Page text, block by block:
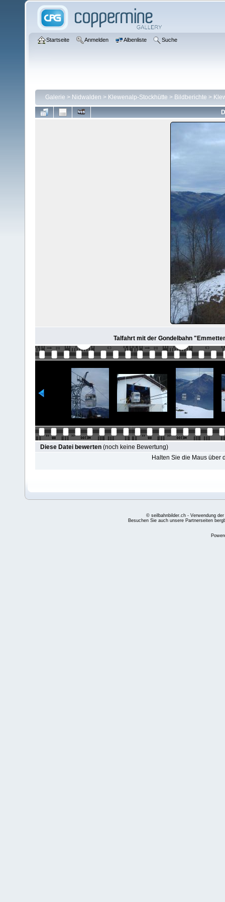
Startseite Anmelden Albenliste Suche
Galerie > Nidwalden > Klewenalp-Stockhütte > Bildberichte >
Talfahrt mit der Gondelbahn
Diese Datei bewerten (noch keine Bewertung)
Halten Sie die Maus über
© seilbahnbilder.ch - Verwendung
Besuchen Sie auch unsere Partnerseiten